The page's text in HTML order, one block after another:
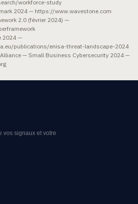
workforce-study
2024 — https://www.wavestone.com
2.0 (février 2024) —
2024 —
publications/enisa-threat-landscape-2024
— Small Business Cybersecurity 2024 —
vos signaux et votre